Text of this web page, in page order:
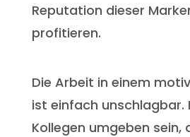
Reputation dieser
profitieren.
Die Arbeit in einem
ist einfach unschlagbar.
Kollegen umgeben sein,